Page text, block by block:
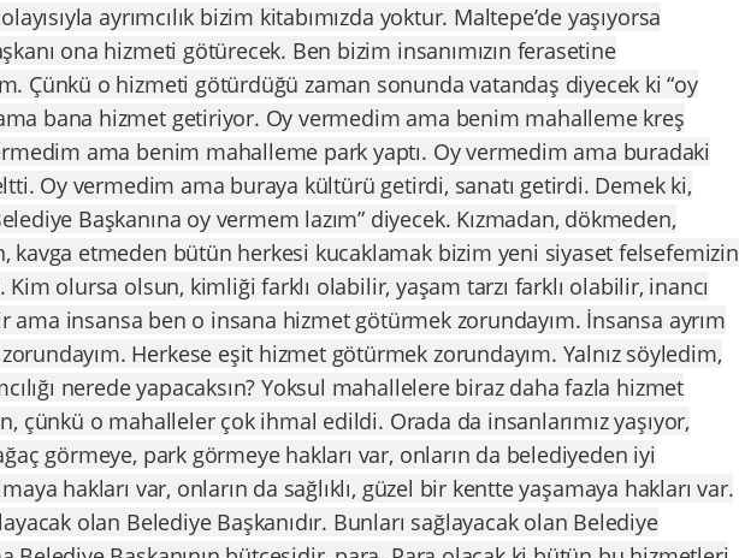
ayrımcılık bizim kitabımızda yoktur. Maltepe’de yaşıyorsa
ona hizmeti götürecek. Ben bizim insanımızın ferasetine
Çünkü o hizmeti götürdüğü zaman sonunda vatandaş diyecek ki “oy
bana hizmet getiriyor. Oy vermedim ama benim mahalleme kreş
ama benim mahalleme park yaptı. Oy vermedim ama buradaki
Oy vermedim ama buraya kültürü getirdi, sanatı getirdi. Demek ki,
Başkanına oy vermem lazım” diyecek. Kızmadan, dökmeden,
kavga etmeden bütün herkesi kucaklamak bizim yeni siyaset felsefemizin
Kim olursa olsun, kimliği farklı olabilir, yaşam tarzı farklı olabilir, inancı
ama insansa ben o insana hizmet götürmek zorundayım. İnsansa ayrım
Herkese eşit hizmet götürmek zorundayım. Yalnız söyledim,
nerede yapacaksın? Yoksul mahallelere biraz daha fazla hizmet
çünkü o mahalleler çok ihmal edildi. Orada da insanlarımız yaşıyor,
görmeye, park görmeye hakları var, onların da belediyeden iyi
hakları var, onların da sağlıklı, güzel bir kentte yaşamaya hakları var.
olan Belediye Başkanıdır. Bunları sağlayacak olan Belediye